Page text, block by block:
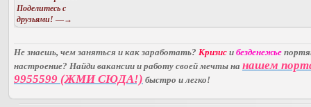
Поделитесь с
друзьями! —→
Не знаешь, чем заняться и как заработать? Кризис и безденежье
настроение? Найди вакансии и работу своей мечты на нашем
9955599 (ЖМИ СЮДА!) быстро и легко!